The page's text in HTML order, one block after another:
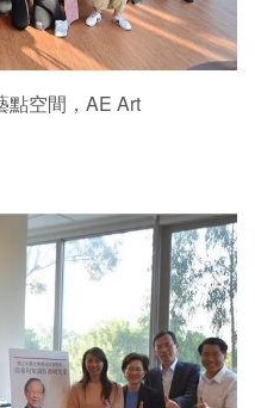
點空間，AE Art